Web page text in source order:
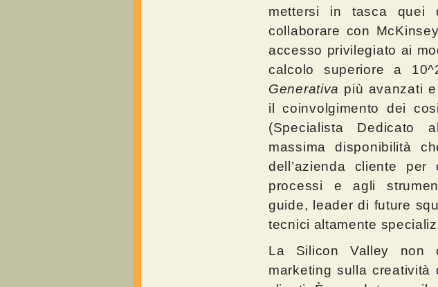
mettersi in tasca quei
collaborare con
accesso privilegiato ai
calcolo superiore a
Generativa più avanzati
il coinvolgimento dei
(Specialista Dedicato
massima disponibilità
dell’azienda cliente
processi e agli
guide, leader di future
tecnici altamente
La Silicon Valley non
marketing sulla